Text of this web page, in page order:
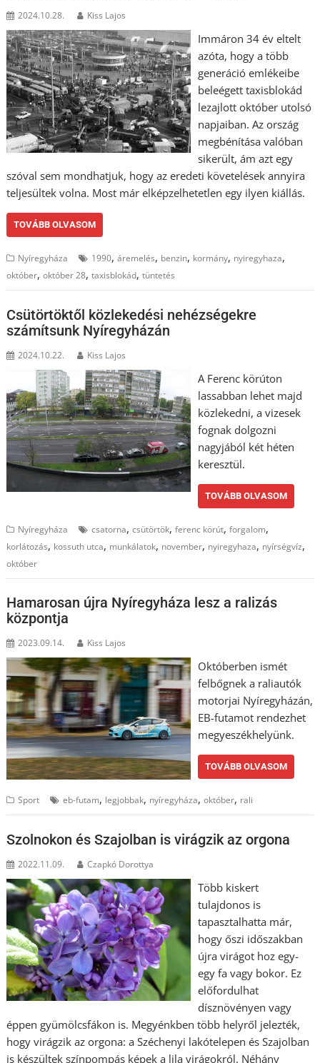
2024.10.28. Kiss Lajos
Immáron 34 év eltelt
azóta, hogy a több
generáció emlékeibe
beleégett taxisblokád
lezajlott október utolsó
napjaiban. Az ország
megbénítása valóban
sikerült, ám azt egy
szóval sem mondhatjuk, hogy az eredeti követelések annyira
teljesültek volna. Most már elképzelhetetlen egy ilyen kiállás.
TOVÁBB OLVASOM
Nyíregyháza 1990,áremelés, benzin, kormány, nyiregyhaza,
október,október 28,taxisblokád,tüntetés
Csütörtöktől közlekedési nehézségekre
számítsunk Nyíregyházán
2024.10.22. Kiss Lajos
A Ferenc körúton
lassabban lehet majd
közlekedni, a vizesek
fognak dolgozni
nagyjából két héten
keresztül.
TOVÁBB OLVASOM
Nyíregyháza csatorna,csütörtök,ferenc körút,forgalom,
korlátozás, kossuth utca, munkálatok, november, nyiregyhaza, nyírségvíz,
október
Hamarosan újra Nyíregyháza lesz a ralizás
központja
2023.09.14. Kiss Lajos
Októberben ismét
felbőgnek a raliautók
motorjai Nyíregyházán,
EB-futamot rendezhet
megyeszékhelyünk.
TOVÁBB OLVASOM
Sport eb-futam, legjobbak, nyíregyháza,október, rali
Szolnokon és Szajolban is virágzik az orgona
2022.11.09. Czapkó Dorottya
Több kiskert
tulajdonos is
tapasztalhatta már,
hogy őszi időszakban
újra virágot hoz egy-
egy fa vagy bokor. Ez
előfordulhat
dísznövényen vagy
éppen gyümölcsfákon is. Megyénkben több helyről jelezték,
hogy virágzik az orgona: a Széchenyi lakótelepen és Szajolban
is készültek színpompás képek a lila virágokról. Néhány